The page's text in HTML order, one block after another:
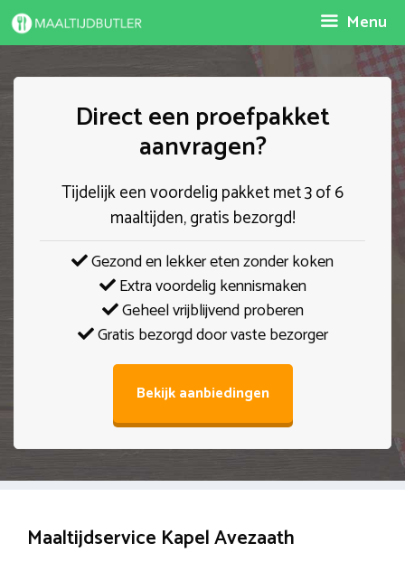
Spring
naar
Menu
Direct een proefpakket
aanvragen?
Tijdelijk een voordelig pakket met 3 of 6
maaltijden, gratis bezorgd!
Gezond en lekker eten zonder koken
Extra voordelig kennismaken
Geheel vrijblijvend proberen
Gratis bezorgd door vaste bezorger
Bekijk aanbiedingen
Maaltijdservice Kapel Avezaath